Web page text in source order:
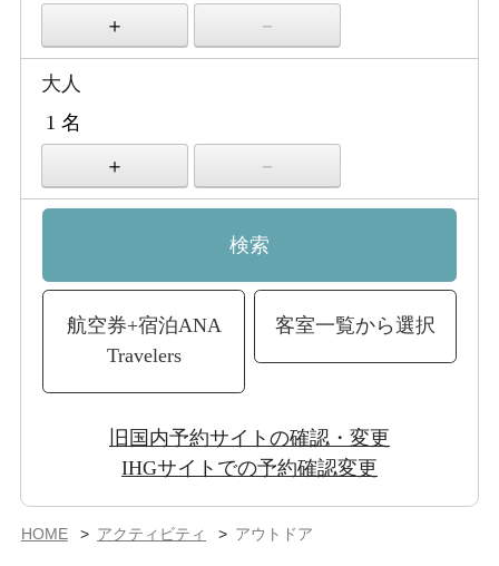
大人
検索
航空券+宿泊ANA
Travelers
客室一覧から選択
旧国内予約サイトの確認・変更
IHGサイトでの予約確認変更
HOME アクティビティ アウトドア